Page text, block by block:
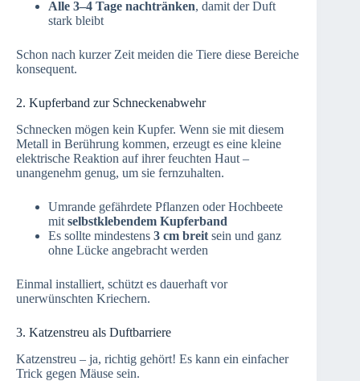
Alle 3–4 Tage nachtränken, damit der Duft
stark bleibt
Schon nach kurzer Zeit meiden die Tiere diese Bereiche
konsequent.
2. Kupferband zur Schneckenabwehr
Schnecken mögen kein Kupfer. Wenn sie mit diesem
Metall in Berührung kommen, erzeugt es eine kleine
elektrische Reaktion auf ihrer feuchten Haut –
unangenehm genug, um sie fernzuhalten.
Umrande gefährdete Pflanzen oder Hochbeete
mit selbstklebendem Kupferband
Es sollte mindestens 3 cm breit sein und ganz
ohne Lücke angebracht werden
Einmal installiert, schützt es dauerhaft vor
unerwünschten Kriechern.
3. Katzenstreu als Duftbarriere
Katzenstreu – ja, richtig gehört! Es kann ein einfacher
Trick gegen Mäuse sein.